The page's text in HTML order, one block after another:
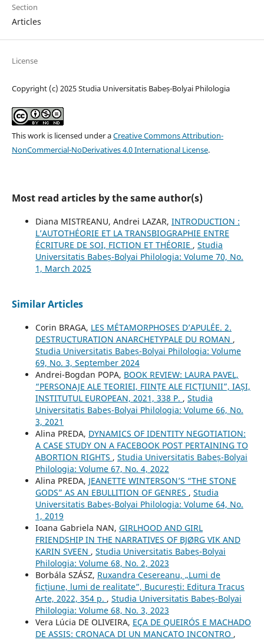
Section
Articles
License
Copyright (c) 2025 Studia Universitatis Babeș-Bolyai Philologia
This work is licensed under aCreative Commons Attribution-
NonCommercial-NoDerivatives 4.0 International License.
Most read articles by the same author(s)
Diana MISTREANU, Andrei LAZAR, INTRODUCTION :
L’AUTOTHÉORIE ET LA TRANSBIOGRAPHIE ENTRE
ÉCRITURE DE SOI, FICTION ET THÉORIE , Studia
Universitatis Babeș-Bolyai Philologia: Volume 70, No.
1, March 2025
Similar Articles
Corin BRAGA, LES MÉTAMORPHOSES D’APULÉE. 2.
DESTRUCTURATION ANARCHETYPALE DU ROMAN ,
Studia Universitatis Babeș-Bolyai Philologia: Volume
69, No. 3, September 2024
Andrei-Bogdan POPA, BOOK REVIEW: LAURA PAVEL,
“PERSONAJE ALE TEORIEI, FIINȚE ALE FICȚIUNII”, IAȘI,
INSTITUTUL EUROPEAN, 2021, 338 P. , Studia
Universitatis Babeș-Bolyai Philologia: Volume 66, No.
3, 2021
Alina PREDA, DYNAMICS OF IDENTITY NEGOTIATION:
A CASE STUDY ON A FACEBOOK POST PERTAINING TO
ABORTION RIGHTS , Studia Universitatis Babeș-Bolyai
Philologia: Volume 67, No. 4, 2022
Alina PREDA, JEANETTE WINTERSON’S “THE STONE
GODS” AS AN EBULLITION OF GENRES , Studia
Universitatis Babeș-Bolyai Philologia: Volume 64, No.
1, 2019
Ioana Gabriela NAN, GIRLHOOD AND GIRL
FRIENDSHIP IN THE NARRATIVES OF BJØRG VIK AND
KARIN SVEEN , Studia Universitatis Babeș-Bolyai
Philologia: Volume 68, No. 2, 2023
Borbála SZÁSZ, Ruxandra Cesereanu, „Lumi de
ficțiune, lumi de realitate”, București: Editura Tracus
Arte, 2022, 354 p. , Studia Universitatis Babeș-Bolyai
Philologia: Volume 68, No. 3, 2023
Vera Lúcia DE OLIVEIRA, EÇA DE QUEIRÓS E MACHADO
DE ASSIS: CRONACA DI UN MANCATO INCONTRO ,